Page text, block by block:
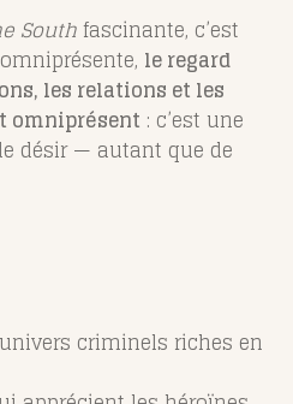
Southfascinante, c’est
le regard
les relations et les
omniprésent : c’est une
désir — autant que de
criminels riches en